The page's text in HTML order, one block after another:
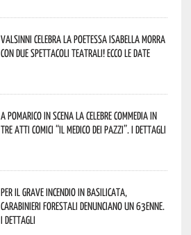
Valsinni celebra la poetessa Isabella Morra
con due spettacoli teatrali! Ecco le date
A Pomarico in scena la celebre commedia in
tre atti comici “Il medico dei pazzi”. I dettagli
Per il grave incendio in Basilicata,
Carabinieri forestali denunciano un 63enne.
I dettagli